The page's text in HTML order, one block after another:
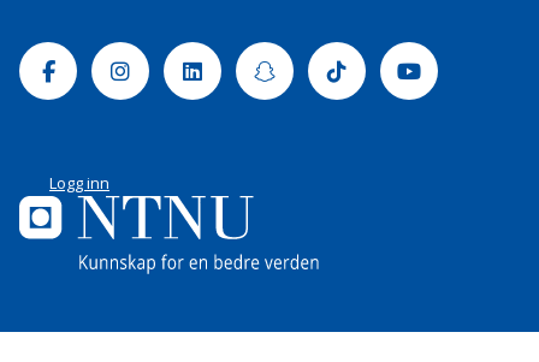
FacebookInstagramLinkedinSnapchatTiktok Youtube
Logg inn